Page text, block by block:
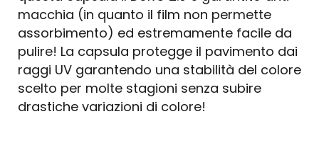
macchia (in quanto il film non permette
assorbimento) ed estremamente facile da
pulire! La capsula protegge il pavimento dai
raggi UV garantendo una stabilità del colore
scelto per molte stagioni senza subire
drastiche variazioni di colore!